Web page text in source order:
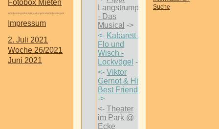
Fotobox Mieten
-----------------------
Impressum
2. Juli 2021
Woche 26/2021
Juni 2021
Suche
Langstrumpf
- Das
Musical ->
<- Kabarett /
Flo und
Wisch -
Lockvögel ->
<- Viktor
Gernot & His
Best Friends
->
<- Theater
im Park @
Ecke